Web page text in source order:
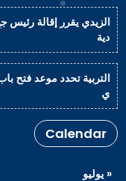
الزيدي يقرر إقالة رئيس
دية
التربية تحدد موعد فتح
ي
Calendar
« يوليو